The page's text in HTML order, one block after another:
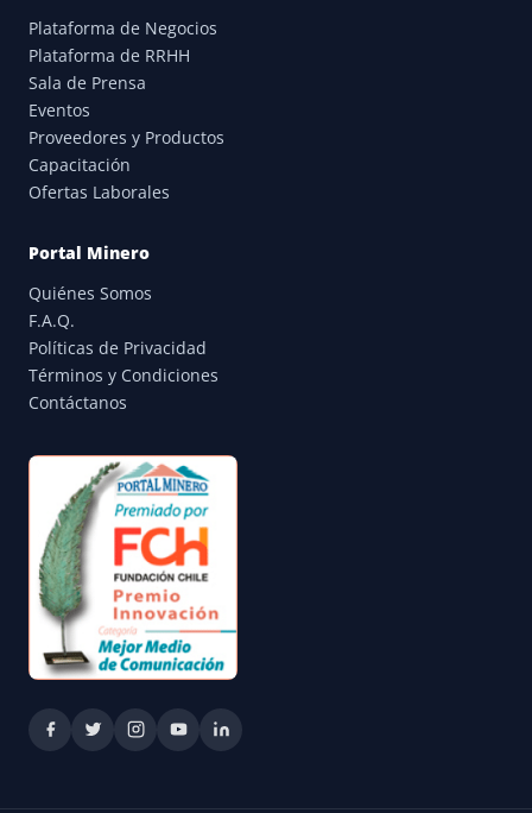
Plataforma de Negocios
Plataforma de RRHH
Sala de Prensa
Eventos
Proveedores y Productos
Capacitación
Ofertas Laborales
Portal Minero
Quiénes Somos
F.A.Q.
Políticas de Privacidad
Términos y Condiciones
Contáctanos